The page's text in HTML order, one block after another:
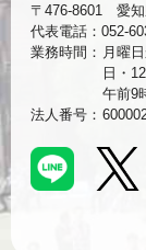
〒476-8601 愛知
代表電話：052-
業務時間： 月曜
日・
午前9
法人番号：